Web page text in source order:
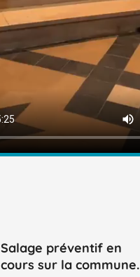
Salage préventif en
cours sur la commune.